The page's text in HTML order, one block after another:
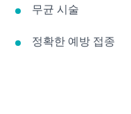
무균 시술
정확한 예방 접종